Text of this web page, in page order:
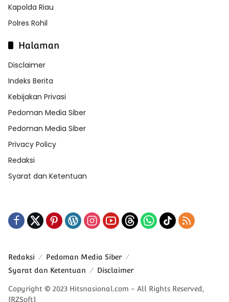
Kapolda Riau
Polres Rohil
Halaman
Disclaimer
Indeks Berita
Kebijakan Privasi
Pedoman Media Siber
Pedoman Media Siber
Privacy Policy
Redaksi
Syarat dan Ketentuan
Redaksi
Pedoman Media Siber
Syarat dan Ketentuan
Disclaimer
Copyright © 2023 Hitsnasional.com - All Rights Reserved,
{RZSoft}